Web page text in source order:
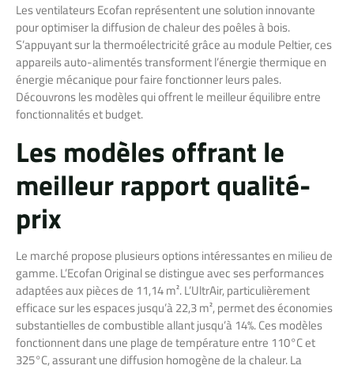
Les ventilateurs Ecofan représentent une solution innovante
pour optimiser la diffusion de chaleur des poêles à bois.
S’appuyant sur la thermoélectricité grâce au module Peltier, ces
appareils auto-alimentés transforment l’énergie thermique en
énergie mécanique pour faire fonctionner leurs pales.
Découvrons les modèles qui offrent le meilleur équilibre entre
fonctionnalités et budget.
Les modèles offrant le
meilleur rapport qualité-
prix
Le marché propose plusieurs options intéressantes en milieu de
gamme. L’Ecofan Original se distingue avec ses performances
adaptées aux pièces de 11,14 m². L’UltrAir, particulièrement
efficace sur les espaces jusqu’à 22,3 m², permet des économies
substantielles de combustible allant jusqu’à 14%. Ces modèles
fonctionnent dans une plage de température entre 110°C et
325°C, assurant une diffusion homogène de la chaleur. La